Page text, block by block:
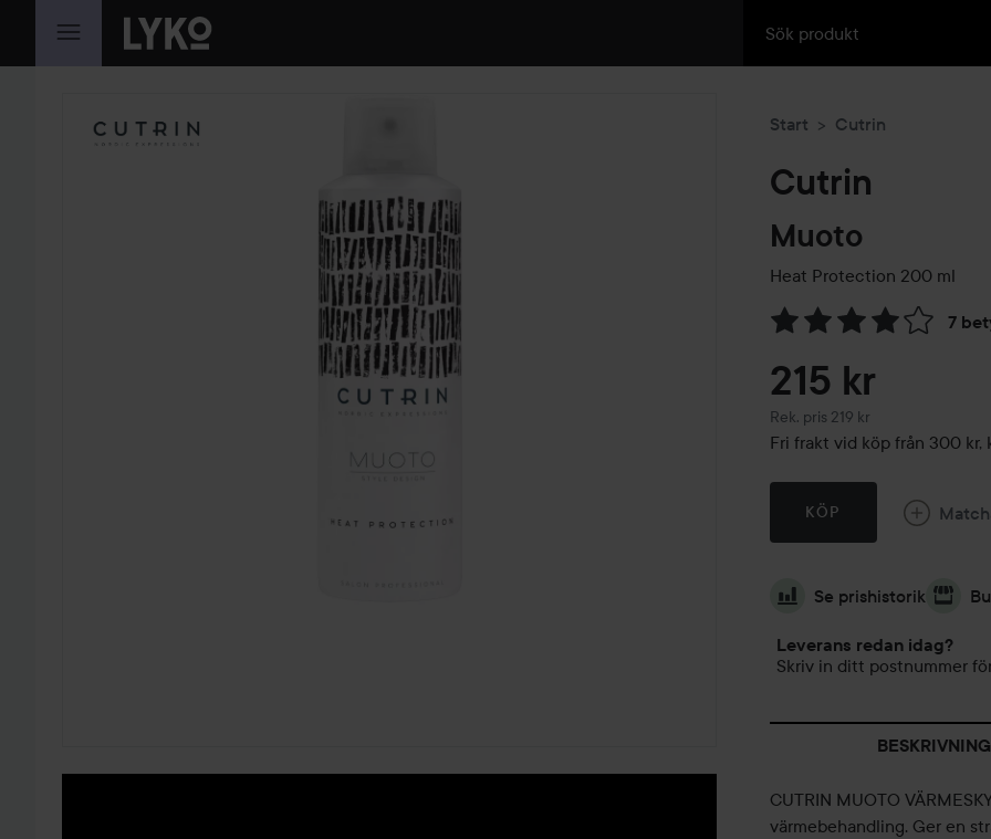
HOPPA TILL INNEHÅLLET
Start Cutrin
Cutrin
Muoto
Heat Protection 200 ml
7
Hoppa till Betyg &
215 kr
Rek. pris 219 kr
Rekommenderat pris 219 kr
Fri frakt vid köp från 300 kr,
KÖP
Se prishistorik
Leverans redan idag?
Skriv in ditt postnummer
BESKRIVNING
CUTRIN MUOTO
värmebehandling. Ger en